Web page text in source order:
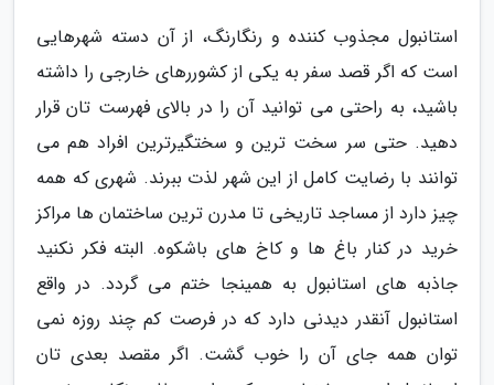
استانبول مجذوب کننده و رنگارنگ، از آن دسته شهرهایی
است که اگر قصد سفر به یکی از کشوررهای خارجی را داشته
باشید، به راحتی می توانید آن را در بالای فهرست تان قرار
دهید. حتی سر سخت ترین و سختگیرترین افراد هم می
توانند با رضایت کامل از این شهر لذت ببرند. شهری که همه
چیز دارد از مساجد تاریخی تا مدرن ترین ساختمان ها مراکز
خرید در کنار باغ ها و کاخ های باشکوه. البته فکر نکنید
جاذبه های استانبول به همینجا ختم می گردد. در واقع
استانبول آنقدر دیدنی دارد که در فرصت کم چند روزه نمی
توان همه جای آن را خوب گشت. اگر مقصد بعدی تان